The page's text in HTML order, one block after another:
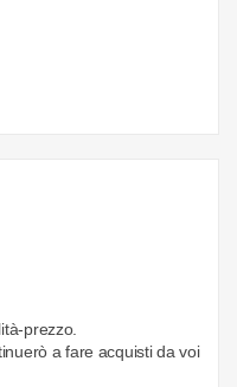
prezzo.
a fare acquisti da voi